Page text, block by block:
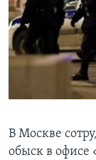
Learning English
СОЦИАЛЬНЫЕ СЕТИ
Языки
В Москве
обыск в офисе